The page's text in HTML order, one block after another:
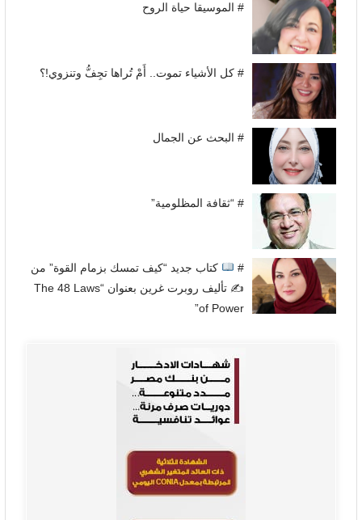
# الموسيقا حياة الروح
# كل الأشياء تموت.. أَمْ تُراها تجِفُّ وتنزوي!؟
# البحث عن الجمال
# “ثقافة المظلومية”
#
كتاب جديد “كيف تمسك بزمام القوة” من
✍
تأليف روبرت غرين بعنوان “The 48 Laws
of Power”